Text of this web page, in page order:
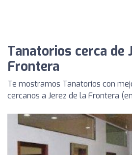
Tanatorios cerca de
Frontera
Te mostramos Tanatorios con
cercanos a Jerez de la Frontera